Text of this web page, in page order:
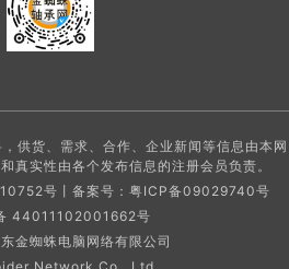
供货、需求、合作、企业新闻等信息由本网
真实性由各个发布信息的注册会员负责。
号丨备案号： 粤ICP备09029740号
44011102001662号
金蜘蛛电脑网络有限公司